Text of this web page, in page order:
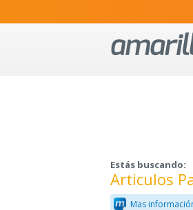
Estás buscando:
Articulos
Mas